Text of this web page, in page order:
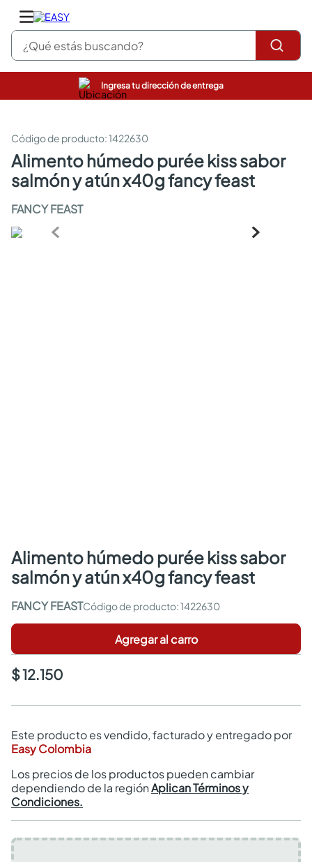
¿Qué estás buscando?
Ingresa tu dirección de entrega
:1422630
alimento húmedo purée kiss sabor
salmón y atún x40g fancy feast
FANCY FEAST
alimento húmedo purée kiss sabor
salmón y atún x40g fancy feast
FANCY FEAST :1422630
Agregar al carro
$ 12.150
Este producto es vendido, facturado y entregado por
Easy Colombia
Los precios de los productos pueden cambiar
dependiendo de la regiónAplican Términos y
Condiciones.
pinturas
sanitarios
comedor
escritorio
armarios closet
comedores